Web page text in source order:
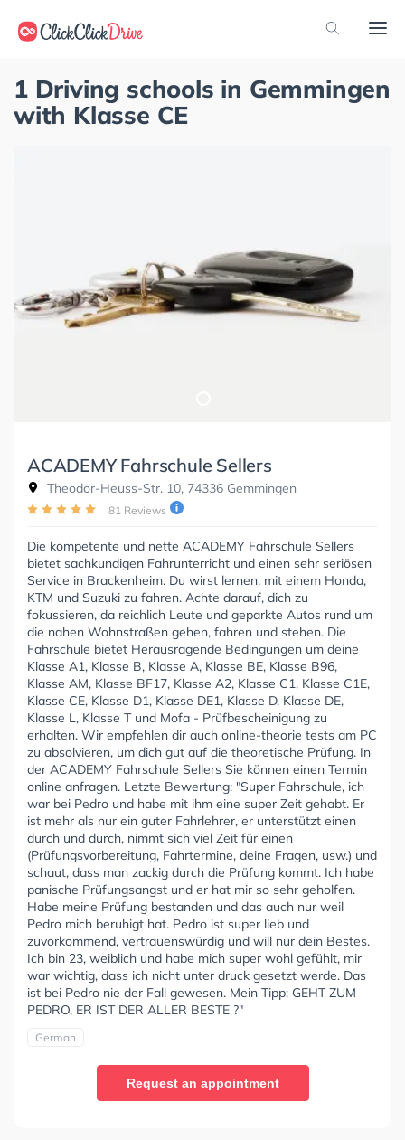
1 Driving schools in Gemmingen
with Klasse CE
ACADEMY Fahrschule Sellers
Theodor-Heuss-Str. 10, 74336 Gemmingen
81 Reviews
Die kompetente und nette ACADEMY Fahrschule Sellers
bietet sachkundigen Fahrunterricht und einen sehr seriösen
Service in Brackenheim. Du wirst lernen, mit einem Honda,
KTM und Suzuki zu fahren. Achte darauf, dich zu
fokussieren, da reichlich Leute und geparkte Autos rund um
die nahen Wohnstraßen gehen, fahren und stehen. Die
Fahrschule bietet Herausragende Bedingungen um deine
Klasse A1, Klasse B, Klasse A, Klasse BE, Klasse B96,
Klasse AM, Klasse BF17, Klasse A2, Klasse C1, Klasse C1E,
Klasse CE, Klasse D1, Klasse DE1, Klasse D, Klasse DE,
Klasse L, Klasse T und Mofa - Prüfbescheinigung zu
erhalten. Wir empfehlen dir auch online-theorie tests am PC
zu absolvieren, um dich gut auf die theoretische Prüfung. In
der ACADEMY Fahrschule Sellers Sie können einen Termin
online anfragen. Letzte Bewertung: "Super Fahrschule, ich
war bei Pedro und habe mit ihm eine super Zeit gehabt. Er
ist mehr als nur ein guter Fahrlehrer, er unterstützt einen
durch und durch, nimmt sich viel Zeit für einen
(Prüfungsvorbereitung, Fahrtermine, deine Fragen, usw.) und
schaut, dass man zackig durch die Prüfung kommt. Ich habe
panische Prüfungsangst und er hat mir so sehr geholfen.
Habe meine Prüfung bestanden und das auch nur weil
Pedro mich beruhigt hat. Pedro ist super lieb und
zuvorkommend, vertrauenswürdig und will nur dein Bestes.
Ich bin 23, weiblich und habe mich super wohl gefühlt, mir
war wichtig, dass ich nicht unter druck gesetzt werde. Das
ist bei Pedro nie der Fall gewesen. Mein Tipp: GEHT ZUM
PEDRO, ER IST DER ALLER BESTE ?"
German
Request an appointment